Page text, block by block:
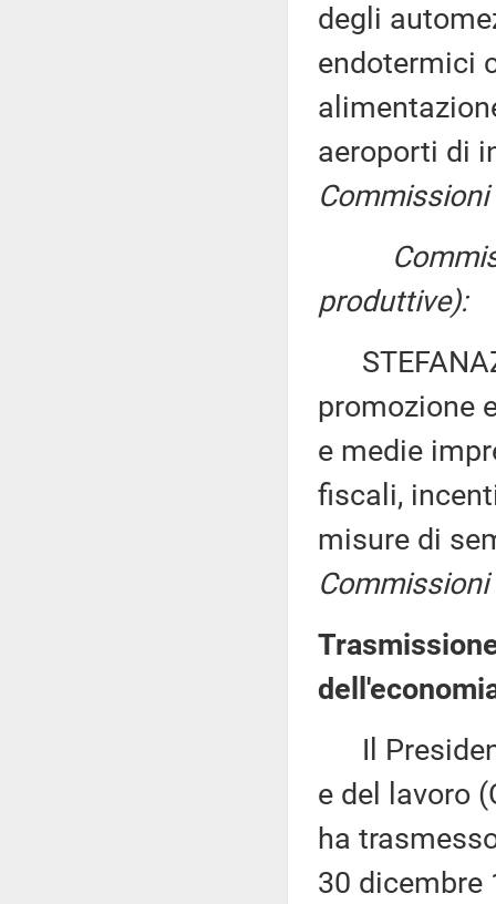
degli
endotermici
aeroporti di
Commissioni
produttive):
promozione
e medie
fiscali,
misure di
Commissioni
Il
e del lavoro
ha
30 dicembre